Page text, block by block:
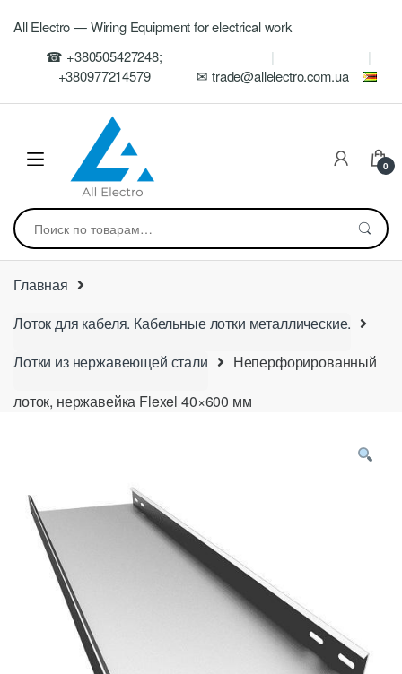
navigation
All Electro — Wiring Equipment for electrical work
☎ +380505427248;
+380977214579
✉ trade@allelectro.com.ua
0
Искать:
Главная
Лоток для кабеля. Кабельные лотки металлические.
Лотки из нержавеющей стали
Неперфорированный
лоток, нержавейка Flexel 40×600 мм